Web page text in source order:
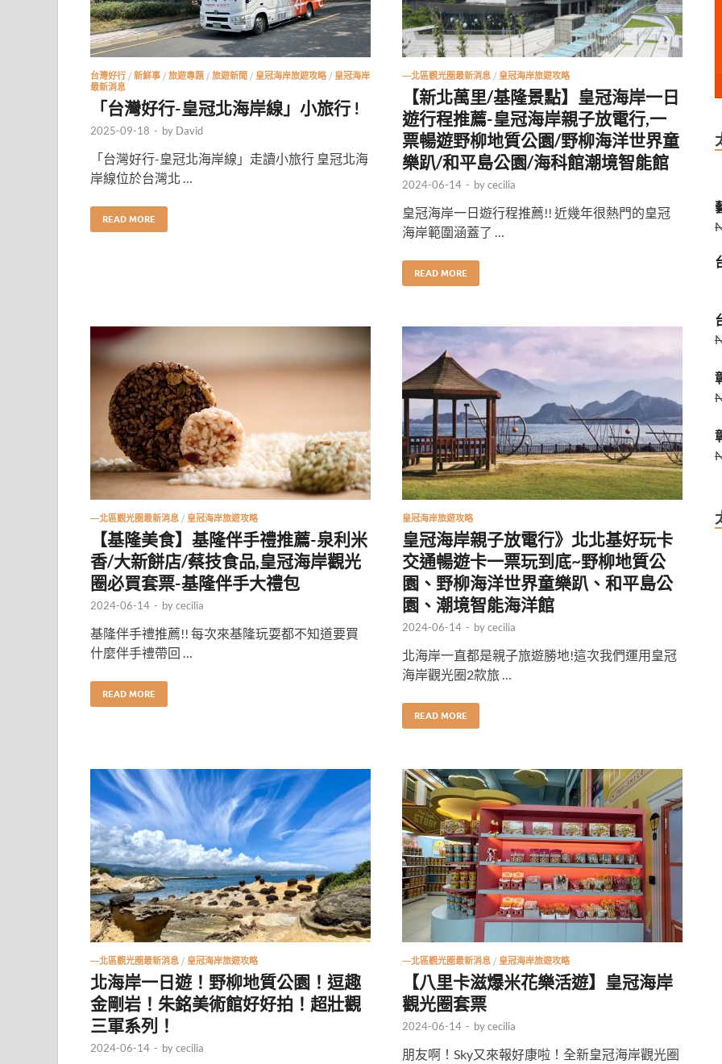
台灣好行 / 新鮮事 / 旅遊專題 / 旅遊新聞 / 皇冠海岸旅遊攻略/ 皇冠海岸
最新消息
「台灣好行-皇冠北海岸線」小旅行 !
2025-09-18 - by David
「台灣好行-皇冠北海岸線」走讀小旅行 皇冠北海
岸線位於台灣北 …
READ MORE
—北區觀光圈最新消息 / 皇冠海岸旅遊攻略
【新北萬里/基隆景點】皇冠海岸一日
遊行程推薦-皇冠海岸親子放電行,一
票暢遊野柳地質公園/野柳海洋世界童
樂趴/和平島公園/海科館潮境智能館
2024-06-14 - bycecilia
皇冠海岸一日遊行程推薦!! 近幾年很熱門的皇冠
海岸範圍涵蓋了 …
READ MORE
—北區觀光圈最新消息 / 皇冠海岸旅遊攻略
【基隆美食】基隆伴手禮推薦-泉利米
香/大新餅店/蔡技食品,皇冠海岸觀光
圈必買套票-基隆伴手大禮包
2024-06-14 - bycecilia
基隆伴手禮推薦!! 每次來基隆玩耍都不知道要買
什麼伴手禮帶回 …
READ MORE
皇冠海岸旅遊攻略
皇冠海岸親子放電行》北北基好玩卡
交通暢遊卡一票玩到底~野柳地質公
園、野柳海洋世界童樂趴、和平島公
園、潮境智能海洋館
2024-06-14 - bycecilia
北海岸一直都是親子旅遊勝地!這次我們運用皇冠
海岸觀光圈2款旅 …
READ MORE
—北區觀光圈最新消息 / 皇冠海岸旅遊攻略
北海岸一日遊！野柳地質公園！逗趣
金剛岩！朱銘美術館好好拍！超壯觀
三軍系列！
2024-06-14 - bycecilia
—北區觀光圈最新消息 / 皇冠海岸旅遊攻略
【八里卡滋爆米花樂活遊】皇冠海岸
觀光圈套票
2024-06-14 - bycecilia
朋友啊！Sky又來報好康啦！全新皇冠海岸觀光圈